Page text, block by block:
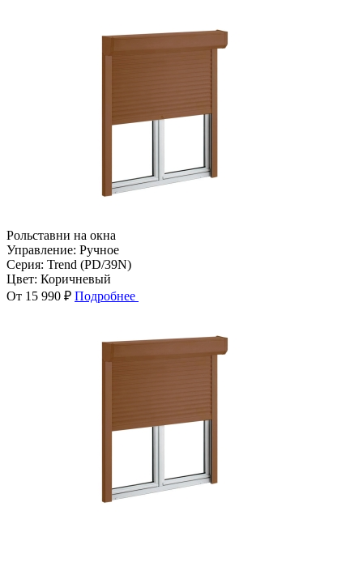
Рольставни на окна
Управление: Ручное
Серия: Trend (PD/39N)
Цвет: Коричневый
От 15 990 ₽ Подробнее